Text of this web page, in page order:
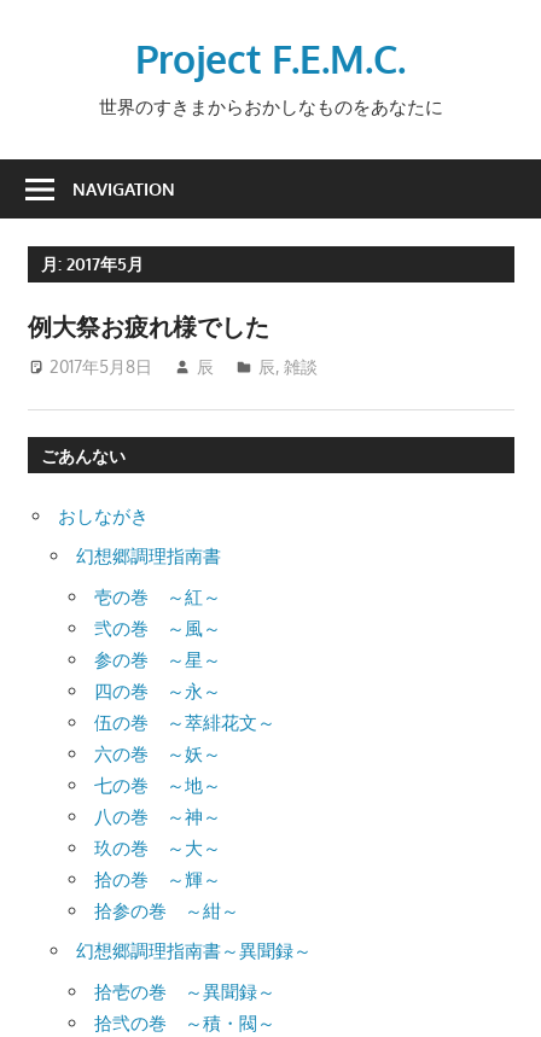
Project F.E.M.C.
世界のすきまからおかしなものをあなたに
NAVIGATION
月: 2017年5月
例大祭お疲れ様でした
2017年5月8日 辰 辰,雑談
ごあんない
おしながき
幻想郷調理指南書
壱の巻 ～紅～
弐の巻 ～風～
参の巻 ～星～
四の巻 ～永～
伍の巻 ～萃緋花文～
六の巻 ～妖～
七の巻 ～地～
八の巻 ～神～
玖の巻 ～大～
拾の巻 ～輝～
拾参の巻 ～紺～
幻想郷調理指南書～異聞録～
拾壱の巻 ～異聞録～
拾弐の巻 ～積・閥～